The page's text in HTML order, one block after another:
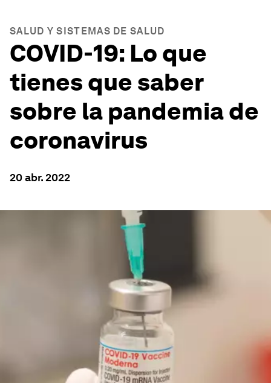
SALUD Y SISTEMAS DE SALUD
COVID-19: Lo que
tienes que saber
sobre la pandemia de
coronavirus
20 abr. 2022